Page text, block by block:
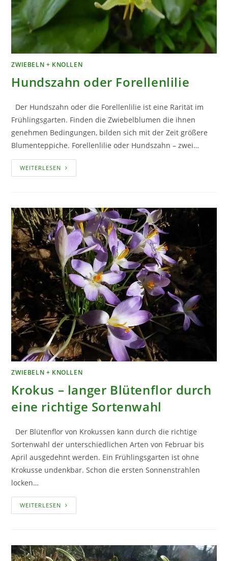
ZWIEBELN + KNOLLEN
Hundszahn oder Forellenlilie
Der Hundszahn oder die Forellenlilie ist eine Rarität im
Frühlingsgarten. Finden die Zwiebelblumen die ihnen
genehmen Bedingungen, bilden sich mit der Zeit größere
Blumenteppiche. Forellenlilie oder Hundszahn – zwei…
WEITERLESEN HUNDSZAHN
ODER
ZWIEBELN + KNOLLEN
Krokus – langer Blütenflor durch
eine richtige Sortenwahl
Der Blütenflor von Krokussen kann durch die richtige
Sortenwahl der unterschiedlichen Arten von Februar bis
April ausgedehnt werden. Ein Frühlingsgarten ist ohne
Krokusse undenkbar. Schon die ersten Sonnenstrahlen
locken…
WEITERLESEN KROKUS
–
RICHTIGE
SORTENWAHL